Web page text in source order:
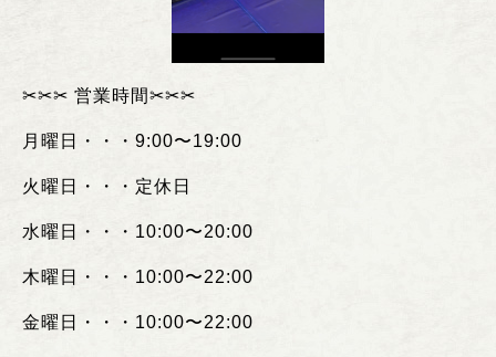
✂︎✂︎✂︎ 営業時間✂︎✂︎✂︎
月曜日・・・ 9:00〜19:00
火曜日・・・定休日
水曜日・・・ 10:00〜20:00
木曜日・・・ 10:00〜22:00
金曜日・・・ 10:00〜22:00